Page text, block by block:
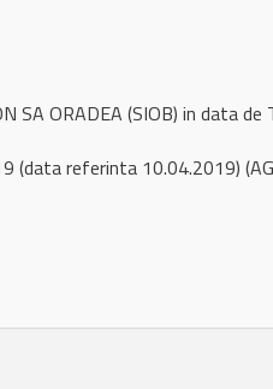
ORADEA (SIOB) in data
(data referinta 10.04.2019)